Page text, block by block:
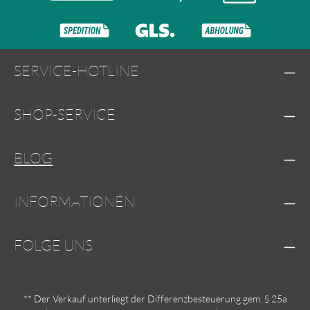
SERVICE-HOTLINE
SHOP-SERVICE
BLOG
INFORMATIONEN
FOLGE UNS
** Der Verkauf unterliegt der Differenzbesteuerung gem. § 25a